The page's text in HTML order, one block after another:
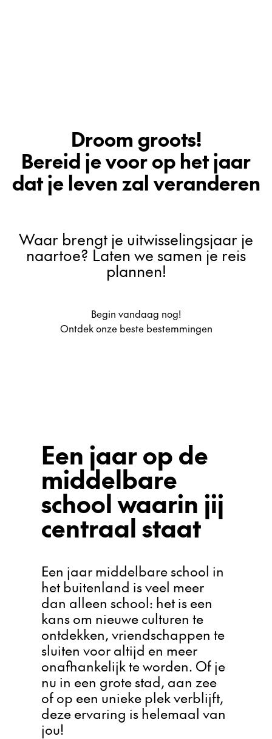
Droom groots!
Bereid je voor op het jaar
dat je leven zal veranderen
Waar brengt je uitwisselingsjaar je
naartoe? Laten we samen je reis
plannen!
Begin vandaag nog!
Ontdek onze beste bestemmingen
Een jaar op de
middelbare
school waarin jij
centraal staat
Een jaar middelbare school in
het buitenland is veel meer
dan alleen school: het is een
kans om nieuwe culturen te
ontdekken, vriendschappen te
sluiten voor altijd en meer
onafhankelijk te worden. Of je
nu in een grote stad, aan zee
of op een unieke plek verblijft,
deze ervaring is helemaal van
jou!